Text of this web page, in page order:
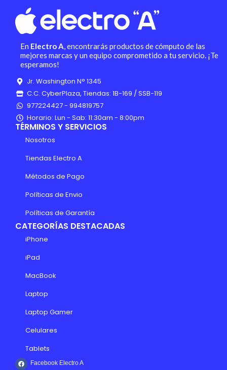
En Electro A, encontrarás productos de cómputo de las
mejores marcas y un equipo comprometido a tu servicio. ¡Te
esperamos!
Jr. Washington N° 1345
C.C. CyberPlaza, Tiendas: 1B-169 / SSB-119
977224427 - 994819757
Horario: Lun - Sab: 11:30am - 8:00pm
TÉRMINOS Y SERVICIOS
Nosotros
Tiendas Electro A
Métodos de Pago
Políticas de Envio
Políticas de Garantía
CATEGORÍAS DESTACADAS
iPhone
iPad
MacBook
Laptop
Laptop Gamer
Celulares
Tablets
Facebook Electro A